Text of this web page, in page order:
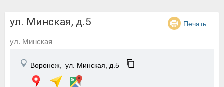
ул. Минская, д.5 Печать
ул. Минская
Воронеж, ул. Минская, д.5